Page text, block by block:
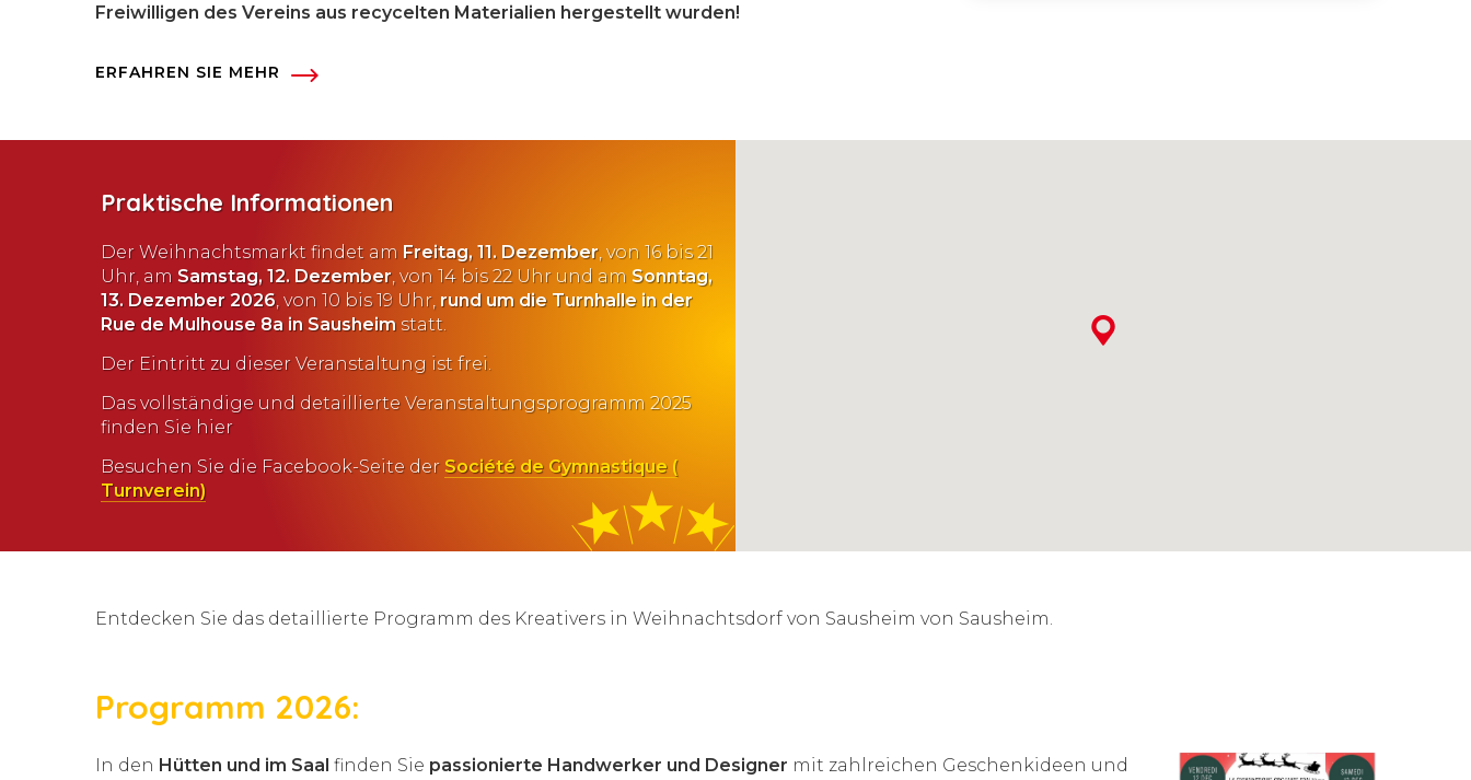
Freiwilligen des Vereins aus recycelten Materialien hergestellt wurden!
ERFAHREN SIE MEHR
Praktische Informationen
Der Weihnachtsmarkt findet am Freitag, 11. Dezember , von 16 bis 21
Uhr, am Samstag, 12. Dezember , von 14 bis 22 Uhr und am Sonntag,
13. Dezember 2026 , von 10 bis 19 Uhr, rund um die Turnhalle in der
Rue de Mulhouse 8a in Sausheim statt.
Der Eintritt zu dieser Veranstaltung ist frei.
Das vollständige und detaillierte Veranstaltungsprogramm 2025
finden Sie hier
Besuchen Sie die Facebook-Seite der Société de Gymnastique (
Turnverein)
Entdecken Sie das detaillierte Programm des Kreativers in Weihnachtsdorf von Sausheim von Sausheim.
Programm 2026:
In den Hütten und im Saal finden Sie passionierte Handwerker und Designer mit zahlreichen Geschenkideen und